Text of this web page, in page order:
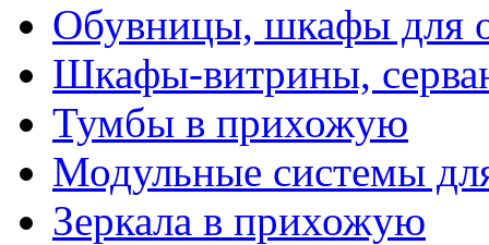
Обувницы, шкафы для
Шкафы-витрины,
Тумбы в прихожую
Модульные системы
Зеркала в прихожую